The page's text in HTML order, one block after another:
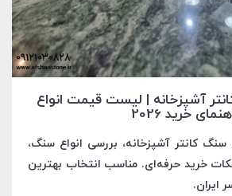
آشپزخانه | لیست قیمت انواع
خرید 2026
کانتر آشپزخانه، بررسی انواع سنگ،
خرید حرفه‌ای. مناسب انتخاب بهترین
ایران.